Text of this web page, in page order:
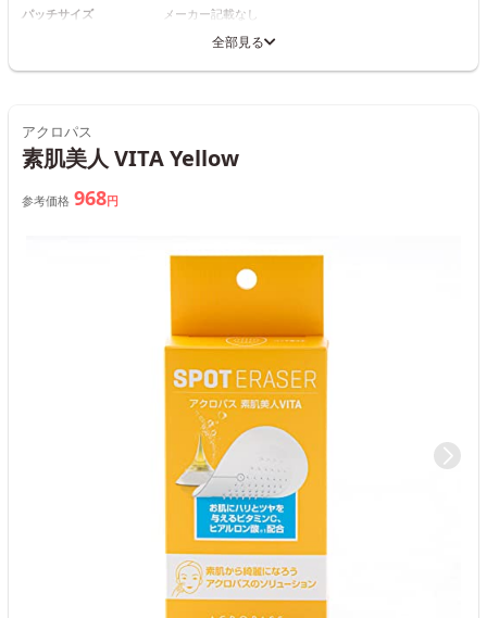
パッチサイズ メーカー記載なし
全部見る
アクロパス
素肌美人 VITA Yellow
参考価格 968円